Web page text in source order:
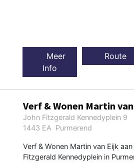
Meer
Info
Route
Verf & Wonen Martin
John Fitzgerald Kennedyplein 9
1443 EA Purmerend
Verf & Wonen Martin van Eijk
Fitzgerald Kennedyplein in